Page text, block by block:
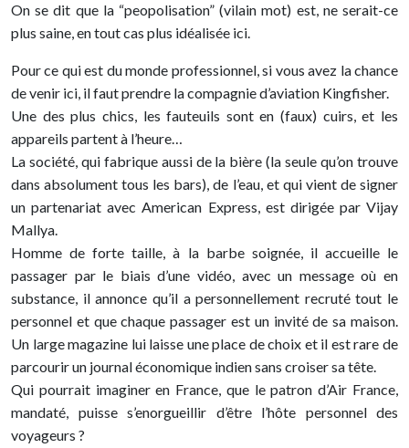
On se dit que la “peopolisation” (vilain mot) est, ne serait-ce
plus saine, en tout cas plus idéalisée ici.
Pour ce qui est du monde professionnel, si vous avez la chance
de venir ici, il faut prendre la compagnie d’aviation Kingfisher.
Une des plus chics, les fauteuils sont en (faux) cuirs, et les
appareils partent à l’heure…
La société, qui fabrique aussi de la bière (la seule qu’on trouve
dans absolument tous les bars), de l’eau, et qui vient de signer
un partenariat avec American Express, est dirigée par Vijay
Mallya.
Homme de forte taille, à la barbe soignée, il accueille le
passager par le biais d’une vidéo, avec un message où en
substance, il annonce qu’il a personnellement recruté tout le
personnel et que chaque passager est un invité de sa maison.
Un large magazine lui laisse une place de choix et il est rare de
parcourir un journal économique indien sans croiser sa tête.
Qui pourrait imaginer en France, que le patron d’Air France,
mandaté, puisse s’enorgueillir d’être l’hôte personnel des
voyageurs ?